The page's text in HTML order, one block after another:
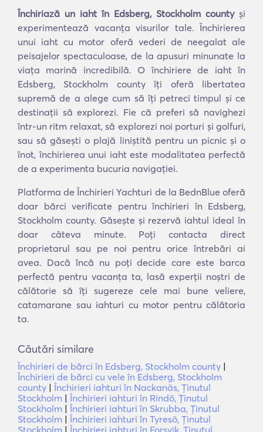
Închiriază un iaht în Edsberg, Stockholm countyși
experimentează vacanța visurilor tale. Închirierea
unui iaht cu motor oferă vederi de neegalat ale
peisajelor spectaculoase, de la apusuri minunate la
viața marină incredibilă. O închiriere de iaht în
Edsberg, Stockholm county îți oferă libertatea
supremă de a alege cum să îți petreci timpul și ce
destinații să explorezi. Fie că preferi să navighezi
într-un ritm relaxat, să explorezi noi porturi și golfuri,
sau să găsești o plajă liniștită pentru un picnic și o
înot, închirierea unui iaht este modalitatea perfectă
de a experimenta bucuria navigației.
Platforma de Închirieri Yachturi de la BednBlue oferă
doar bărci verificate pentru închirieri în Edsberg,
Stockholm county. Găsește și rezervă iahtul ideal în
doar câteva minute. Poți contacta direct
proprietarul sau pe noi pentru orice întrebări ai
avea. Dacă încă nu poți decide care este barca
perfectă pentru vacanța ta, lasă experții noștri de
călătorie să îți sugereze cele mai bune veliere,
catamarane sau iahturi cu motor pentru călătoria
ta.
Căutări similare
Închirieri de bărci în Edsberg, Stockholm county |
Închirieri de bărci cu vele în Edsberg, Stockholm
county | Închirieri iahturi în Nackanäs, Ținutul
Stockholm | Închirieri iahturi în Rindö, Ținutul
Stockholm | Închirieri iahturi în Skrubba, Ținutul
Stockholm | Închirieri iahturi în Tyresö, Ținutul
Stockholm | Închirieri iahturi în Forsvik, Ținutul